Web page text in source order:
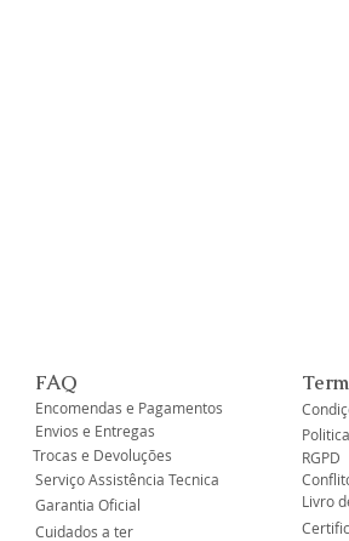
FAQ
Encomendas e Pagamentos
Envios e Entregas
Trocas e Devoluções
Serviço Assistência Tecnica
Garantia Oficial
Cuidados a ter
RGPD
Livro